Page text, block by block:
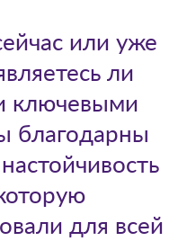
или уже
ли
ключевыми
благодарны
для всей